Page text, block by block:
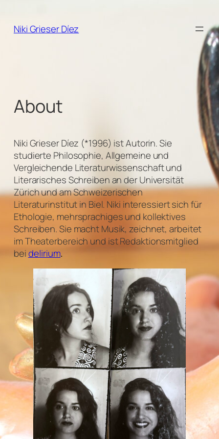
springen
Niki Grieser Díez
About
Niki Grieser Díez (*1996) ist Autorin. Sie
studierte Philosophie, Allgemeine und
Vergleichende Literaturwissenschaft und
Literarisches Schreiben an der Universität
Zürich und am Schweizerischen
Literaturinstitut in Biel. Niki interessiert sich für
Ethologie, mehrsprachiges und kollektives
Schreiben. Sie macht Musik, zeichnet, arbeitet
im Theaterbereich und ist Redaktionsmitglied
beidelirium.